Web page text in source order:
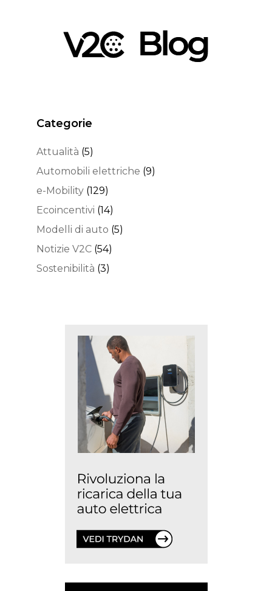
Categorie
Attualità (5)
Automobili elettriche (9)
e-Mobility (129)
Ecoincentivi (14)
Modelli di auto (5)
Notizie V2C (54)
Sostenibilità (3)